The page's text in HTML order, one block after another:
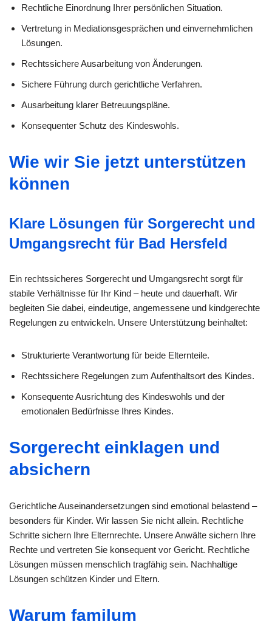
Rechtliche Einordnung Ihrer persönlichen Situation.
Vertretung in Mediationsgesprächen und einvernehmlichen
Lösungen.
Rechtssichere Ausarbeitung von Änderungen.
Sichere Führung durch gerichtliche Verfahren.
Ausarbeitung klarer Betreuungspläne.
Konsequenter Schutz des Kindeswohls.
Wie wir Sie jetzt unterstützen
können
Klare Lösungen für Sorgerecht und
Umgangsrecht für Bad Hersfeld
Ein rechtssicheres Sorgerecht und Umgangsrecht sorgt für
stabile Verhältnisse für Ihr Kind – heute und dauerhaft. Wir
begleiten Sie dabei, eindeutige, angemessene und kindgerechte
Regelungen zu entwickeln. Unsere Unterstützung beinhaltet:
Strukturierte Verantwortung für beide Elternteile.
Rechtssichere Regelungen zum Aufenthaltsort des Kindes.
Konsequente Ausrichtung des Kindeswohls und der
emotionalen Bedürfnisse Ihres Kindes.
Sorgerecht einklagen und
absichern
Gerichtliche Auseinandersetzungen sind emotional belastend –
besonders für Kinder. Wir lassen Sie nicht allein. Rechtliche
Schritte sichern Ihre Elternrechte. Unsere Anwälte sichern Ihre
Rechte und vertreten Sie konsequent vor Gericht. Rechtliche
Lösungen müssen menschlich tragfähig sein. Nachhaltige
Lösungen schützen Kinder und Eltern.
Warum familum